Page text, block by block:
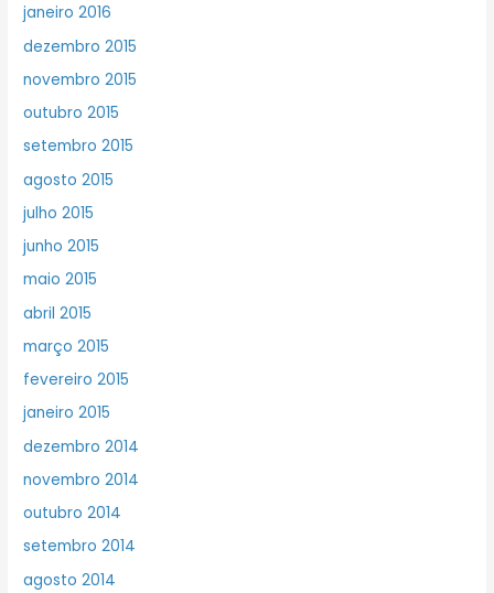
janeiro 2016
dezembro 2015
novembro 2015
outubro 2015
setembro 2015
agosto 2015
julho 2015
junho 2015
maio 2015
abril 2015
março 2015
fevereiro 2015
janeiro 2015
dezembro 2014
novembro 2014
outubro 2014
setembro 2014
agosto 2014